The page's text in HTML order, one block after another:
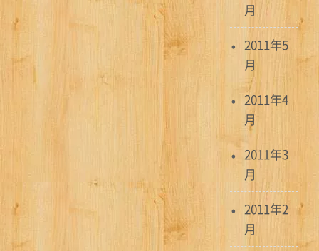
月
2011年5
月
2011年4
月
2011年3
月
2011年2
月